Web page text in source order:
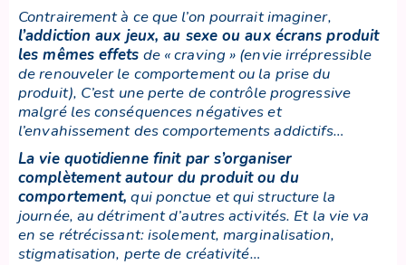
Contrairement à ce que l’on pourrait imaginer,
l’addiction aux jeux, au sexe ou aux écrans produit
les mêmes effets de « craving » (envie irrépressible
de renouveler le comportement ou la prise du
produit), C’est une perte de contrôle progressive
malgré les conséquences négatives et
l’envahissement des comportements addictifs…
La vie quotidienne finit par s’organiser
complètement autour du produit ou du
comportement, qui ponctue et qui structure la
journée, au détriment d’autres activités. Et la vie va
en se rétrécissant: isolement, marginalisation,
stigmatisation, perte de créativité…